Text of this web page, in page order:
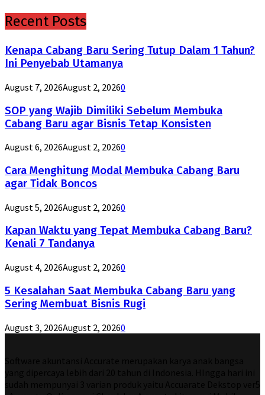
Recent Posts
Kenapa Cabang Baru Sering Tutup Dalam 1 Tahun?
Ini Penyebab Utamanya
August 7, 2026August 2, 20260
SOP yang Wajib Dimiliki Sebelum Membuka
Cabang Baru agar Bisnis Tetap Konsisten
August 6, 2026August 2, 20260
Cara Menghitung Modal Membuka Cabang Baru
agar Tidak Boncos
August 5, 2026August 2, 20260
Kapan Waktu yang Tepat Membuka Cabang Baru?
Kenali 7 Tandanya
August 4, 2026August 2, 20260
5 Kesalahan Saat Membuka Cabang Baru yang
Sering Membuat Bisnis Rugi
August 3, 2026August 2, 20260